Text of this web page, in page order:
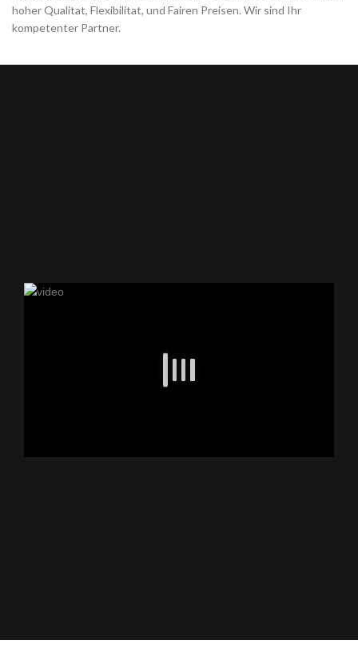
hoher Qualitat, Flexibilitat, und Fairen Preisen. Wir sind Ihr
kompetenter Partner.